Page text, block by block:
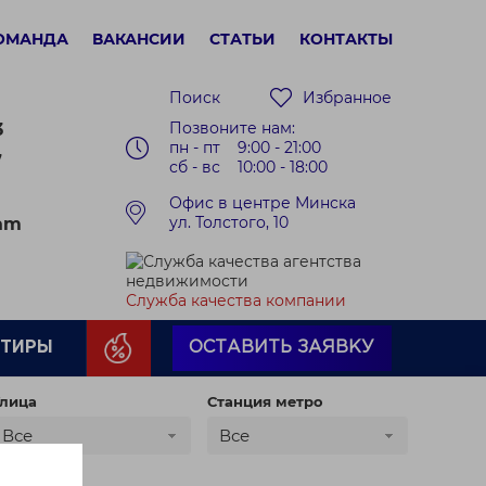
ВАКАНСИИ СТАТЬИ КОНТАКТЫ
Поиск
Избранное
Позвоните нам:
пн - пт 9:00 - 21:00
сб - вс 10:00 - 18:00
Офис в центре Минска
ул. Толстого, 10
Служба качества компании
ОСТАВИТЬ ЗАЯВКУ
Все
Станция метро
Все